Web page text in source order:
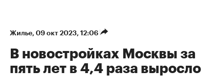
Жилье⁠, 09 окт 2023, 12:06
В новостройках Москвы за
пять лет в 4,4 раза выросло